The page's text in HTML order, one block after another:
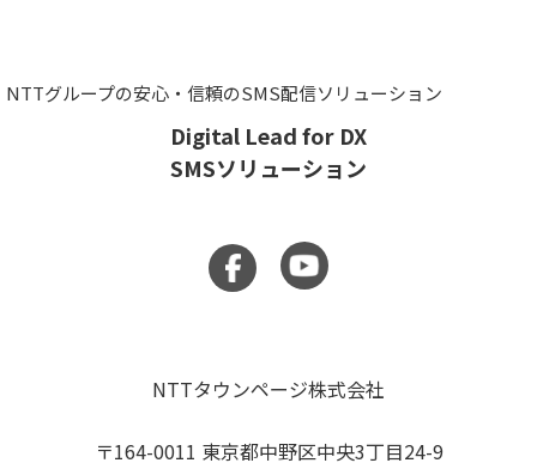
Digital Lead for DX
SMSソリューション
NTTグループの安心・信頼のSMS配信ソリューション
NTTタウンページ株式会社
〒164-0011 東京都中野区中央3丁目24-9